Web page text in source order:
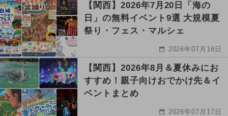
【関西】2026年7月20日「海の
日」の無料イベント9選 大規模夏
祭り・フェス・マルシェ
2026年07月18日
【関西】2026年8月＆夏休みにお
すすめ！親子向けおでかけ先＆イ
ベントまとめ
2026年07月17日